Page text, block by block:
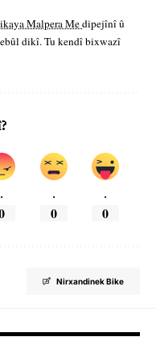
Malpera Medipejînî û
dikî. Tu kendî bixwazî
. .
0
.
0
Nirxandinek Bike